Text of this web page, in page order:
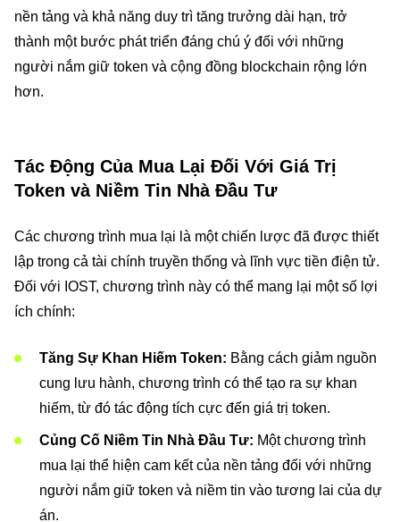
nền tảng và khả năng duy trì tăng trưởng dài hạn, trở
thành một bước phát triển đáng chú ý đối với những
người nắm giữ token và cộng đồng blockchain rộng lớn
hơn.
Tác Động Của Mua Lại Đối Với Giá Trị
Token và Niềm Tin Nhà Đầu Tư
Các chương trình mua lại là một chiến lược đã được thiết
lập trong cả tài chính truyền thống và lĩnh vực tiền điện tử.
Đối với IOST, chương trình này có thể mang lại một số lợi
ích chính:
Tăng Sự Khan Hiếm Token: Bằng cách giảm nguồn
cung lưu hành, chương trình có thể tạo ra sự khan
hiếm, từ đó tác động tích cực đến giá trị token.
Củng Cố Niềm Tin Nhà Đầu Tư: Một chương trình
mua lại thể hiện cam kết của nền tảng đối với những
người nắm giữ token và niềm tin vào tương lai của dự
án.